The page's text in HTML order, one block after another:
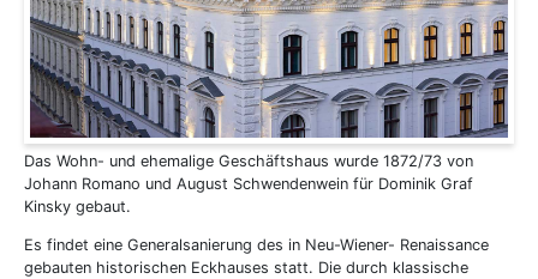
Das Wohn- und ehemalige Geschäftshaus wurde 1872/73 von
Johann Romano und August Schwendenwein für Dominik Graf
Kinsky gebaut.
Es findet eine Generalsanierung des in Neu-Wiener- Renaissance
gebauten historischen Eckhauses statt. Die durch klassische